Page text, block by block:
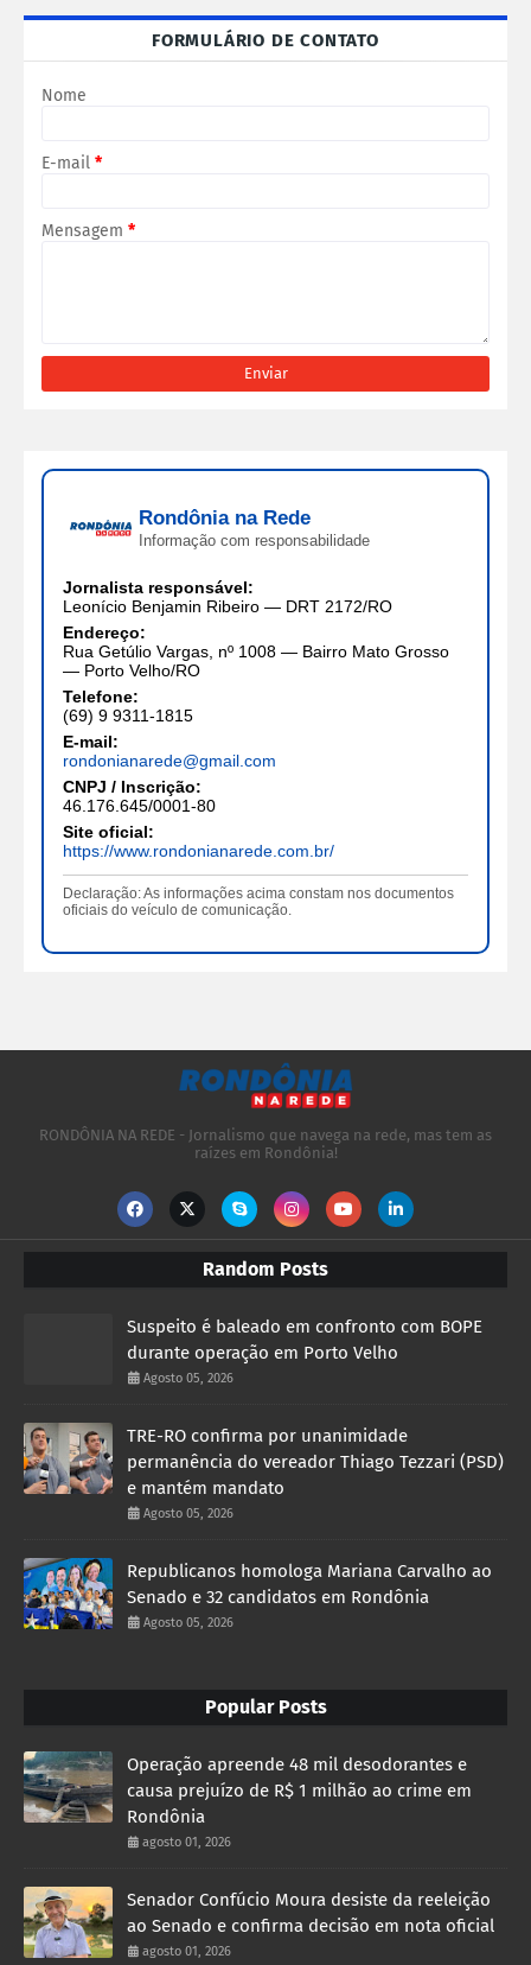
FORMULÁRIO DE CONTATO
Nome
E-mail *
Mensagem *
Rondônia na Rede
Informação com responsabilidade
Jornalista responsável:
Leonício Benjamin Ribeiro — DRT 2172/RO
Endereço:
Rua Getúlio Vargas, nº 1008 — Bairro Mato Grosso
— Porto Velho/RO
Telefone:
(69) 9 9311-1815
E-mail:
rondonianarede@gmail.com
CNPJ / Inscrição:
46.176.645/0001-80
Site oficial:
https://www.rondonianarede.com.br/
Declaração: As informações acima constam nos documentos
oficiais do veículo de comunicação.
RONDÔNIA NA REDE - Jornalismo que navega na rede, mas tem as
raízes em Rondônia!
Random Posts
Suspeito é baleado em confronto com BOPE
durante operação em Porto Velho
Agosto 05, 2026
TRE-RO confirma por unanimidade
permanência do vereador Thiago Tezzari (PSD)
e mantém mandato
Agosto 05, 2026
Republicanos homologa Mariana Carvalho ao
Senado e 32 candidatos em Rondônia
Agosto 05, 2026
Popular Posts
Operação apreende 48 mil desodorantes e
causa prejuízo de R$ 1 milhão ao crime em
Rondônia
agosto 01, 2026
Senador Confúcio Moura desiste da reeleição
ao Senado e confirma decisão em nota oficial
agosto 01, 2026